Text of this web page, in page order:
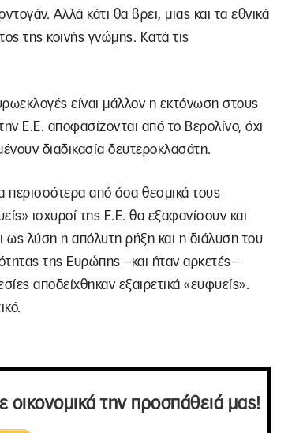
Αλλά κάτι θα βρει, μιας και τα εθνικά
της κοινής γνώμης. Κατά τις
είναι μάλλον η εκτόνωση στους
Ε.Ε. αποφασίζονται από το Βερολίνο, όχι
διαδικασία δευτεροκλασάτη.
περισσότερα από όσα θεσμικά τους
ισχυροί της Ε.Ε. θα εξαφανίσουν και
ως λύση η απόλυτη ρήξη και η διάλυση του
της Ευρώπης –και ήταν αρκετές–
αποδείχθηκαν εξαιρετικά «ευφυείς».
την προσπάθειά μας!